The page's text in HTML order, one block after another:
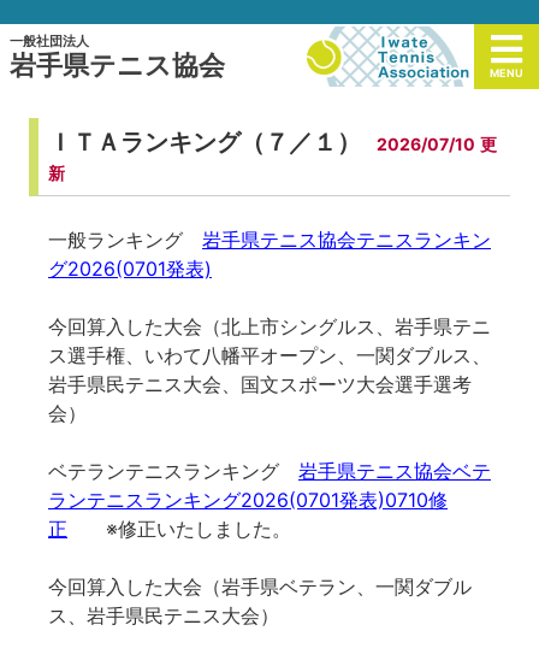
一般社団法人
岩手県テニス協会 MENU
ＩＴＡランキング（７／１） 2026/07/10
一般ランキング 岩手県テニス協会テニスランキン
グ2026(0701発表)
今回算入した大会（北上市シングルス、岩手県テニ
ス選手権、いわて八幡平オープン、一関ダブルス、
岩手県民テニス大会、国文スポーツ大会選手選考
会）
ベテランテニスランキング 岩手県テニス協会ベテ
ランテニスランキング2026(0701発表)0710修
正 ※修正いたしました。
今回算入した大会（岩手県ベテラン、一関ダブル
ス、岩手県民テニス大会）